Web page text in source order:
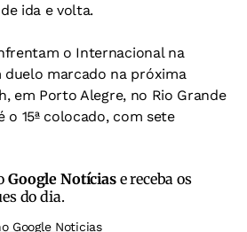
ida e volta.
o Internacional na
duelo marcado na próxima
em Porto Alegre, no Rio Grande
o 15ª colocado, com sete
Google Notíciase receba os
do dia.
Google Noticias